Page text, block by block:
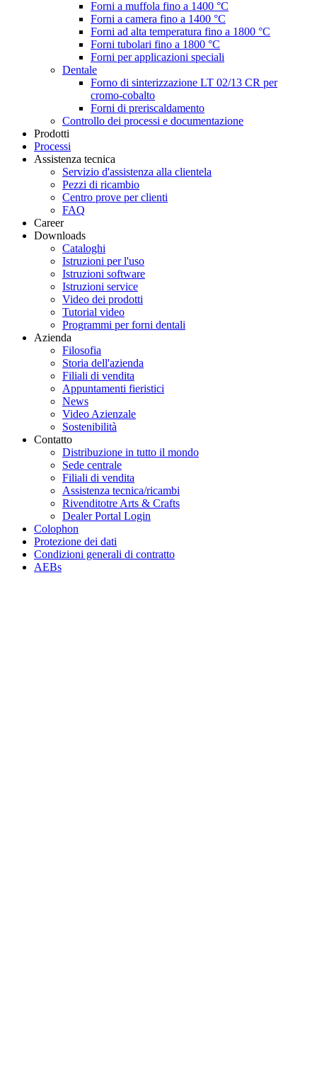
Forni a muffola fino a 1400 °C
Forni a camera fino a 1400 °C
Forni ad alta temperatura fino a 1800 °C
Forni tubolari fino a 1800 °C
Forni per applicazioni speciali
Dentale
Forno di sinterizzazione LT 02/13 CR per
cromo-cobalto
Forni di preriscaldamento
Controllo dei processi e documentazione
Prodotti
Processi
Assistenza tecnica
Servizio d'assistenza alla clientela
Pezzi di ricambio
Centro prove per clienti
FAQ
Career
Downloads
Cataloghi
Istruzioni per l'uso
Istruzioni software
Istruzioni service
Video dei prodotti
Tutorial video
Programmi per forni dentali
Azienda
Filosofia
Storia dell'azienda
Filiali di vendita
Appuntamenti fieristici
News
Video Azienzale
Sostenibilità
Contatto
Distribuzione in tutto il mondo
Sede centrale
Filiali di vendita
Assistenza tecnica/ricambi
Rivenditotre Arts & Crafts
Dealer Portal Login
Colophon
Protezione dei dati
Condizioni generali di contratto
AEBs